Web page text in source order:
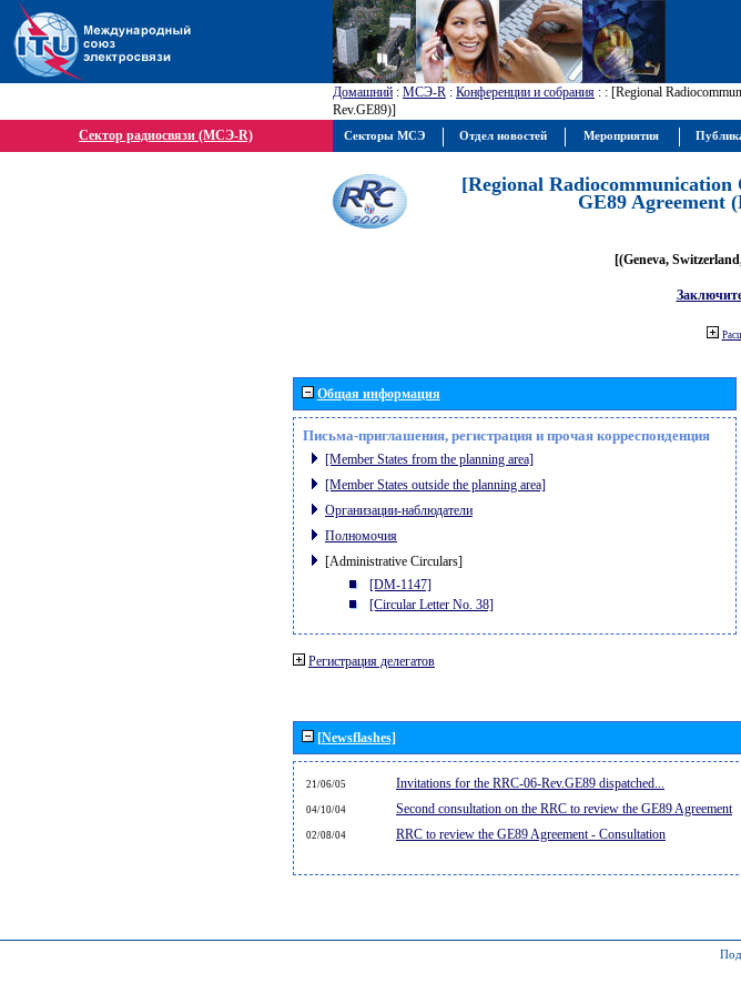
Домашний : МСЭ-R : Конференции и собрания : : [Regional
Rev.GE89)]
Сектор радиосвязи (МСЭ-R)
[Regional
GE89 Agreement
[(Geneva,
Общая информация
Письма-приглашения, регистрация и прочая корреспонденция
[Member States from the planning area]
[Member States outside the planning area]
Организации-наблюдатели
Полномочия
[Administrative Circulars]
[DM-1147]
[Circular Letter No. 38]
Регистрация делегатов
[Newsflashes]
21/06/05 Invitations for the RRC-06-Rev.GE89 dispatched...
04/10/04 Second consultation on the RRC to review the GE89 Agreement
02/08/04 RRC to review the GE89 Agreement - Consultation
Секторы МСЭ Отдел новостей Мероприятия